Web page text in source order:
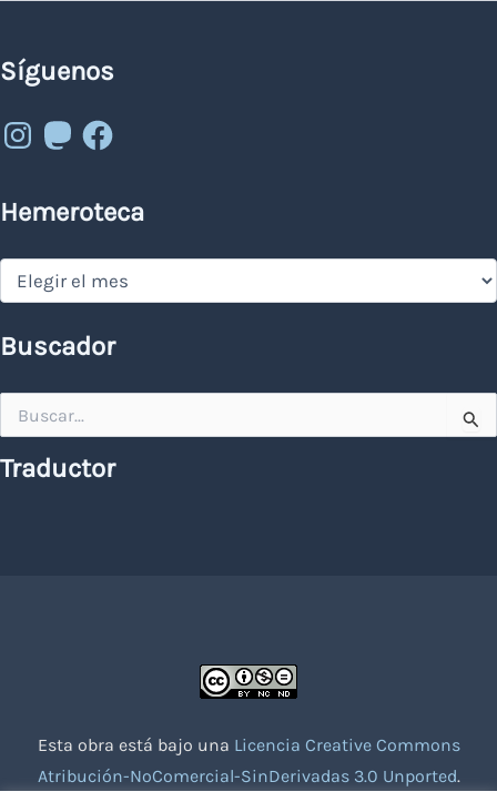
Síguenos
Instagram
MastodonFacebook
Hemeroteca
Hemeroteca
Buscador
por:
Traductor
Esta obra está bajo una Licencia Creative Commons
Atribución-NoComercial-SinDerivadas 3.0 Unported.